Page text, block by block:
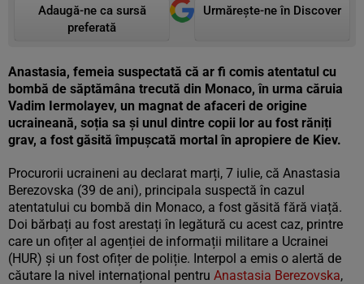
Adaugă-ne ca sursă
preferată
Urmărește-ne în Discover
Anastasia, femeia suspectată că ar fi comis atentatul cu
bombă de săptămâna trecută din Monaco, în urma căruia
Vadim Iermolayev, un magnat de afaceri de origine
ucraineană, soția sa și unul dintre copii lor au fost răniți
grav, a fost găsită împușcată mortal în apropiere de Kiev.
Procurorii ucraineni au declarat marți, 7 iulie, că Anastasia
Berezovska (39 de ani), principala suspectă în cazul
atentatului cu bombă din Monaco, a fost găsită fără viață.
Doi bărbați au fost arestați în legătură cu acest caz, printre
care un ofițer al agenției de informații militare a Ucrainei
(HUR) și un fost ofițer de poliție. Interpol a emis o alertă de
căutare la nivel internațional pentru Anastasia Berezovska,